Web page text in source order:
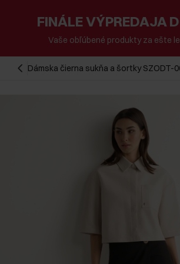
FINÁLE VÝPREDAJA
Vaše obľúbené produkty za ešte
Dámska čierna sukňa a šortky SZODT-